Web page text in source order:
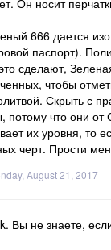
Он носит
666 дается
паспорт).
сделают,
чтобы
Скрыть с
что они
их уровня,
черт. Прости
August 21, 2017
Вы не знаете,